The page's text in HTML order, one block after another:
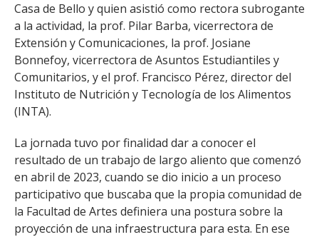
Casa de Bello y quien asistió como rectora subrogante
a la actividad, la prof. Pilar Barba, vicerrectora de
Extensión y Comunicaciones, la prof. Josiane
Bonnefoy, vicerrectora de Asuntos Estudiantiles y
Comunitarios, y el prof. Francisco Pérez, director del
Instituto de Nutrición y Tecnología de los Alimentos
(INTA).
La jornada tuvo por finalidad dar a conocer el
resultado de un trabajo de largo aliento que comenzó
en abril de 2023, cuando se dio inicio a un proceso
participativo que buscaba que la propia comunidad de
la Facultad de Artes definiera una postura sobre la
proyección de una infraestructura para esta. En ese